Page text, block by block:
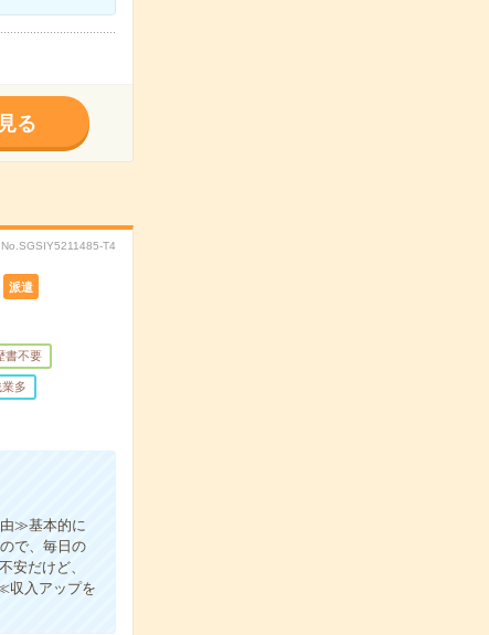
る
No.SGSIY5211485-T4
派遣
書不要
業多
≫基本的に
で、毎日の
安だけど、
収入アップを